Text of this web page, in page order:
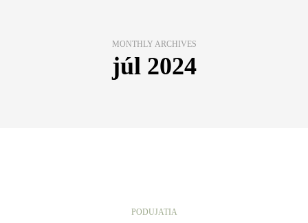
MONTHLY ARCHIVES
júl 2024
PODUJATIA